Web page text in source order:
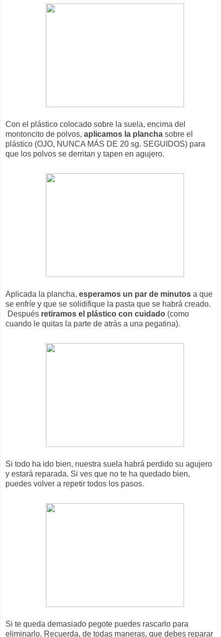
Con el plástico colocado sobre la suela, encima del
montoncito de polvos, aplicamos la plancha sobre el
plástico (OJO, NUNCA MÁS DE 20 sg. SEGUIDOS) para
que los polvos se derritan y tapen en agujero.
Aplicada la plancha, esperamos un par de minutos a que
se enfríe y que se solidifique la pasta que se habrá creado.
Después retiramos el plástico con cuidado (como
cuando le quitas la parte de atrás a una pegatina).
Si todo ha ido bien, nuestra suela habrá perdido su agujero
y estará reparada. Si ves que no te ha quedado bien,
puedes volver a repetir todos los pasos.
Si te queda demasiado pegote puedes rascarlo para
eliminarlo. Recuerda, de todas maneras, que debes reparar